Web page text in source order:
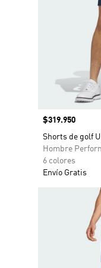
Precio
$319.950
Shorts de golf
Hombre
6 colores
Envío Gratis